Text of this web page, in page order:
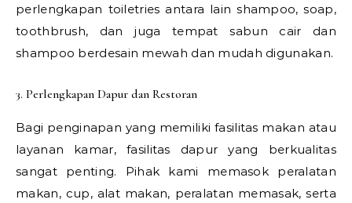
perlengkapan toiletries antara lain shampoo, soap,
toothbrush, dan juga tempat sabun cair dan
shampoo berdesain mewah dan mudah digunakan.
3. Perlengkapan Dapur dan Restoran
Bagi penginapan yang memiliki fasilitas makan atau
layanan kamar, fasilitas dapur yang berkualitas
sangat penting. Pihak kami memasok peralatan
makan, cup, alat makan, peralatan memasak, serta